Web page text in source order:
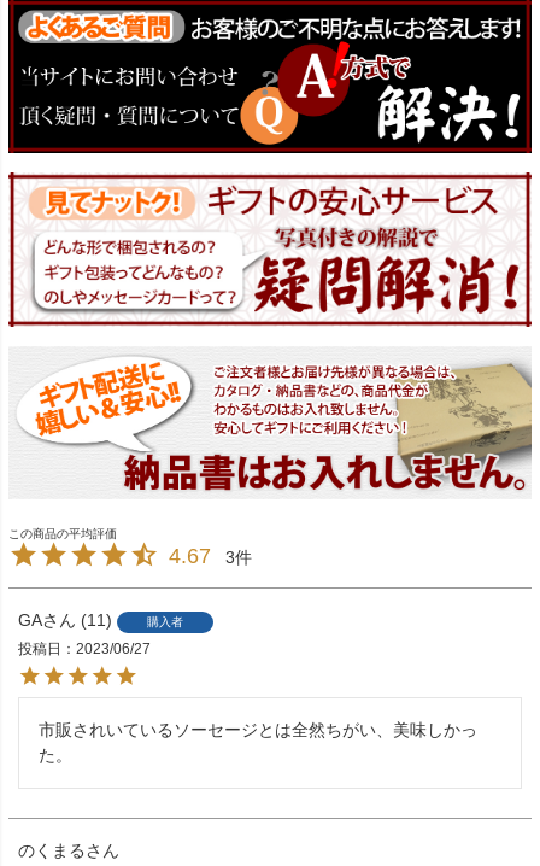
4.67 3
GA 11 購入者
投稿日 2023/06/27
市販されいているソーセージとは全然ちがい、美味しかっ
た。
のくまる